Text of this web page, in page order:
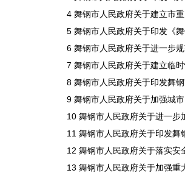
4 舞钢市人民政府关于建立市
5 舞钢市人民政府关于印发《
6 舞钢市人民政府关于进一步
7 舞钢市人民政府关于建立临
8 舞钢市人民政府关于印发舞
9 舞钢市人民政府关于加强城
10 舞钢市人民政府关于进一
11 舞钢市人民政府关于印发
12 舞钢市人民政府关于落实
13 舞钢市人民政府关于加强